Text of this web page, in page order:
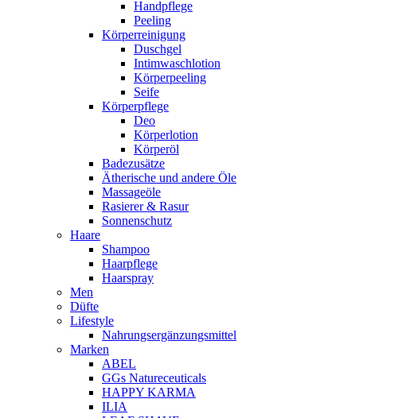
Handpflege
Peeling
Körperreinigung
Duschgel
Intimwaschlotion
Körperpeeling
Seife
Körperpflege
Deo
Körperlotion
Körperöl
Badezusätze
Ätherische und andere Öle
Massageöle
Rasierer & Rasur
Sonnenschutz
Haare
Shampoo
Haarpflege
Haarspray
Men
Düfte
Lifestyle
Nahrungsergänzungsmittel
Marken
ABEL
GGs Natureceuticals
HAPPY KARMA
ILIA